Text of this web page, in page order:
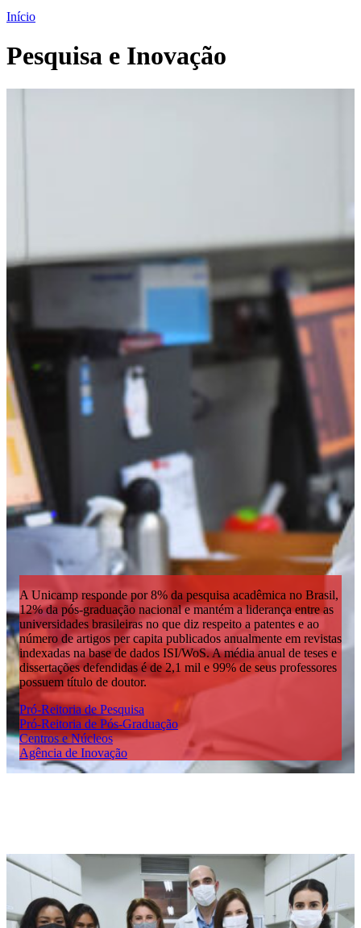
Início
Pesquisa e Inovação
A Unicamp responde por 8% da pesquisa acadêmica no Brasil,
12% da pós-graduação nacional e mantém a liderança entre as
universidades brasileiras no que diz respeito a patentes e ao
número de artigos per capita publicados anualmente em revistas
indexadas na base de dados ISI/WoS. A média anual de teses e
dissertações defendidas é de 2,1 mil e 99% de seus professores
possuem título de doutor.
Pró-Reitoria de Pesquisa
Pró-Reitoria de Pós-Graduação
Centros e Núcleos
Agência de Inovação